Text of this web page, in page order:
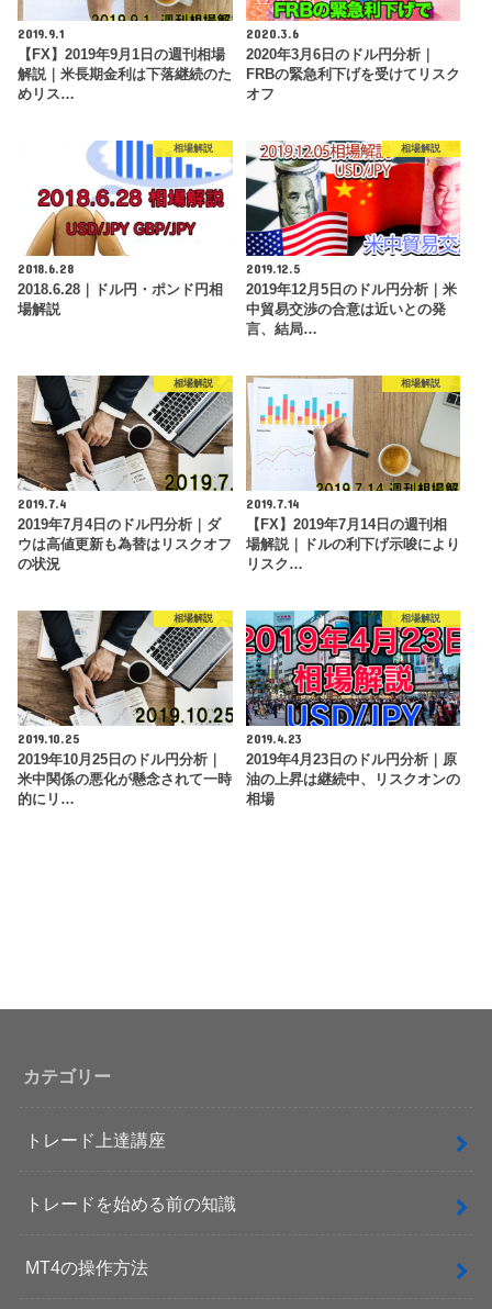
2019.9.1
【FX】2019年9月1日の週刊相場
解説｜米長期金利は下落継続のた
めリス…
2020.3.6
2020年3月6日のドル円分析｜
FRBの緊急利下げを受けてリスク
オフ
相場解説
2018.6.28
2018.6.28｜ドル円・ポンド円相
場解説
相場解説
2019.12.5
2019年12月5日のドル円分析｜米
中貿易交渉の合意は近いとの発
言、結局…
相場解説
2019.7.4
2019年7月4日のドル円分析｜ダ
ウは高値更新も為替はリスクオフ
の状況
相場解説
2019.7.14
【FX】2019年7月14日の週刊相
場解説｜ドルの利下げ示唆により
リスク…
相場解説
2019.10.25
2019年10月25日のドル円分析｜
米中関係の悪化が懸念されて一時
的にリ…
相場解説
2019.4.23
2019年4月23日のドル円分析｜原
油の上昇は継続中、リスクオンの
相場
カテゴリー
トレード上達講座
トレードを始める前の知識
MT4の操作方法